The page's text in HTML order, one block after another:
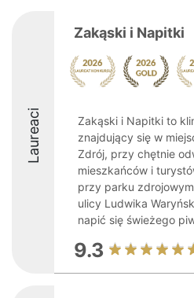
Laureaci
Zakąski i Napitki
Zakąski i Napitki to
znajdujący się w
Zdrój, przy chętnie
mieszkańców i
przy parku
ulicy Ludwika
napić się świeżego
9.3